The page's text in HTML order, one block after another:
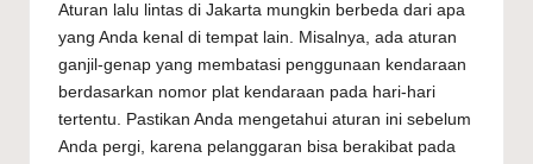
Aturan lalu lintas di Jakarta mungkin berbeda dari apa
yang Anda kenal di tempat lain. Misalnya, ada aturan
ganjil-genap yang membatasi penggunaan kendaraan
berdasarkan nomor plat kendaraan pada hari-hari
tertentu. Pastikan Anda mengetahui aturan ini sebelum
Anda pergi, karena pelanggaran bisa berakibat pada